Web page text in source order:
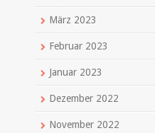
März 2023
Februar 2023
Januar 2023
Dezember 2022
November 2022